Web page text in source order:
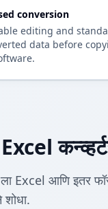
conversion
editing and
data before
Excel आणि इतर